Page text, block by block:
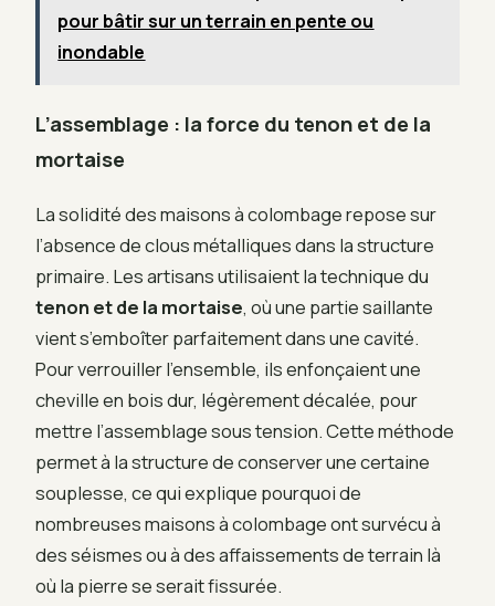
pour bâtir sur un terrain en pente ou
inondable
L’assemblage : la force du tenon et de la
mortaise
La solidité des maisons à colombage repose sur
l’absence de clous métalliques dans la structure
primaire. Les artisans utilisaient la technique du
tenon et de la mortaise, où une partie saillante
vient s’emboîter parfaitement dans une cavité.
Pour verrouiller l’ensemble, ils enfonçaient une
cheville en bois dur, légèrement décalée, pour
mettre l’assemblage sous tension. Cette méthode
permet à la structure de conserver une certaine
souplesse, ce qui explique pourquoi de
nombreuses maisons à colombage ont survécu à
des séismes ou à des affaissements de terrain là
où la pierre se serait fissurée.